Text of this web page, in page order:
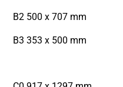
B2 500 x 707 mm
B3 353 x 500 mm